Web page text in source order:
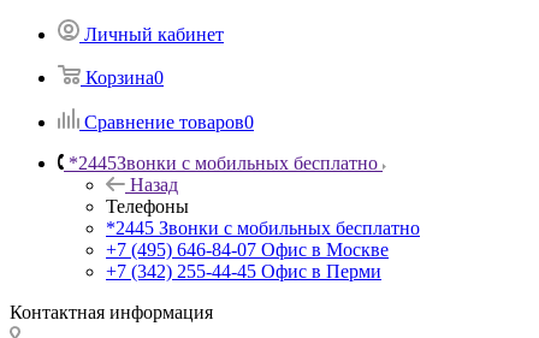
Личный кабинет
Корзина0
Сравнение товаров0
*2445Звонки с мобильных бесплатно
Назад
Телефоны
*2445 Звонки с мобильных бесплатно
+7 (495) 646-84-07 Офис в Москве
+7 (342) 255-44-45 Офис в Перми
Контактная информация